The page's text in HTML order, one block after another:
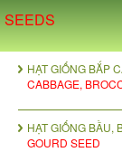
SEEDS
HẠT GIỐNG BẮP
CABBAGE,
HẠT GIỐNG BẦU,
GOURD SEED